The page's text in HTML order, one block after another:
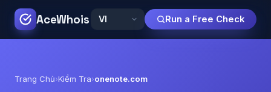
AceWhois Run a Free Check
Trang Chủ›Kiểm Tra›onenote.com